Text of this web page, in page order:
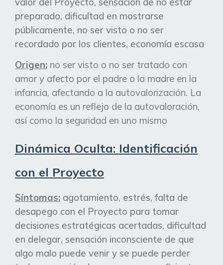
preparado, dificultad en mostrarse
públicamente, no ser visto o no ser
recordado por los clientes, economía escasa
Origen: no ser visto o no ser tratado con
amor y afecto por el padre o la madre en la
infancia, afectando a la autovalorización. La
economía es un reflejo de la autovaloración,
así como la seguridad en uno mismo
Dinámica Oculta: Identificación
con el Proyecto
Síntomas: agotamiento, estrés, falta de
desapego con el Proyecto para tomar
decisiones estratégicas acertadas, dificultad
en delegar, sensación inconsciente de que
algo malo puede venir y se puede perder